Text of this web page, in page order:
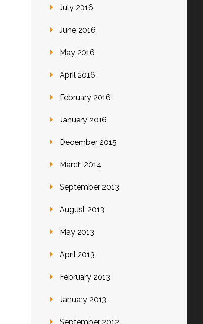
July 2016
June 2016
May 2016
April 2016
February 2016
January 2016
December 2015
March 2014
September 2013
August 2013
May 2013
April 2013
February 2013
January 2013
September 2012